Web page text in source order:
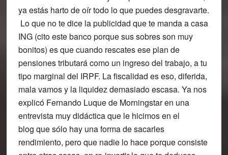
ya estás harto de oír todo lo que puedes desgravarte.
Lo que no te dice la publicidad que te manda a casa
ING (cito este banco porque sus sobres son muy
bonitos) es quecuando rescates ese plan de
pensiones tributará como un ingreso del trabajo, a tu
tipo marginal del IRPF. La fiscalidad es eso, diferida,
mala vamos y la liquidez demasiado escasa. Ya nos
explicó Fernando Luque de Morningstar en una
entrevista muy didáctica que le hicimos en el
blog que sólo hay una forma de sacarles
rendimiento, pero que nadie lo hace porque consiste